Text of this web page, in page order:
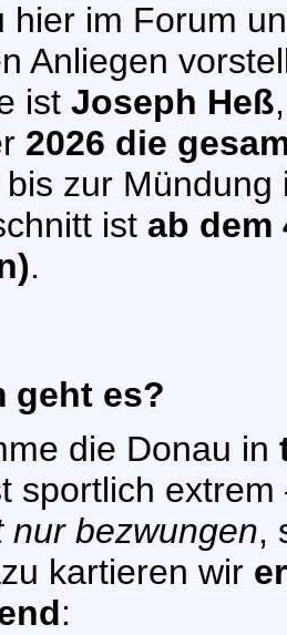
hier im Forum
Anliegen
ist Joseph Heß
2026 die
zur
ist ab dem
.
geht es?
die Donau in
sportlich
nur bezwungen,
kartieren wir
: